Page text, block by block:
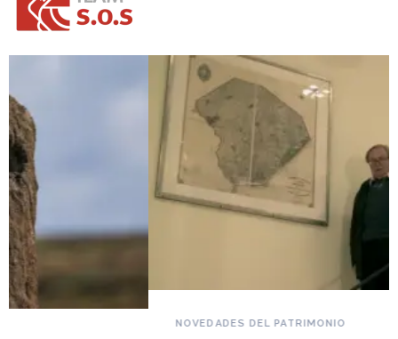
NOVEDADES DEL PATRIMONIO